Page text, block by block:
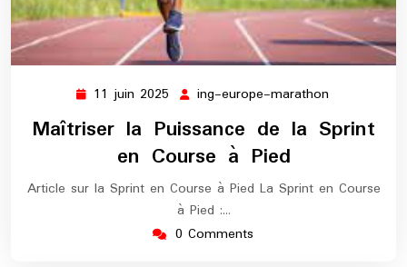
11 juin 2025 11
juin
2025
ing-europe-marathon
europe-
marathon
Maîtriser la Puissance de la Sprint
en Course à Pied
Article sur la Sprint en Course à Pied La Sprint en Course
à Pied :…
0 Comments